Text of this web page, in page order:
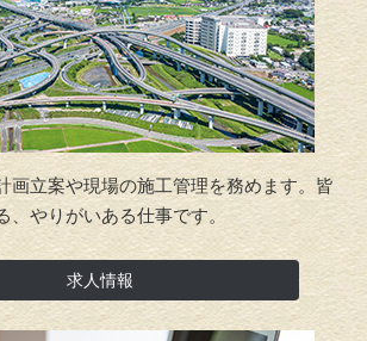
画立案や現場の施工管理を務めます。 皆
、やりがいある仕事です。
求人情報